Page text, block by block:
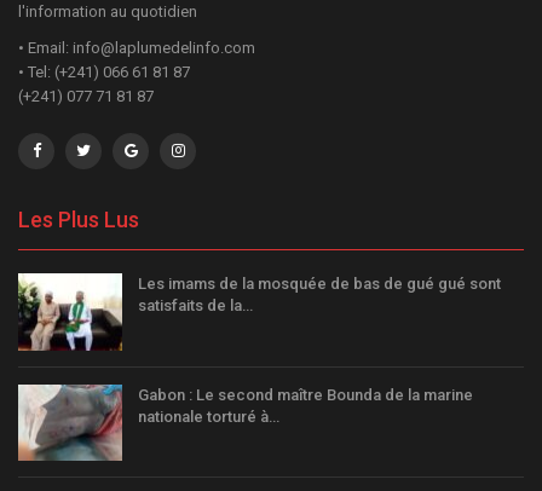
l'information au quotidien
• Email: info@laplumedelinfo.com
• Tel: (+241) 066 61 81 87
(+241) 077 71 81 87
Les Plus Lus
Les imams de la mosquée de bas de gué gué sont
satisfaits de la…
Gabon : Le second maître Bounda de la marine
nationale torturé à…